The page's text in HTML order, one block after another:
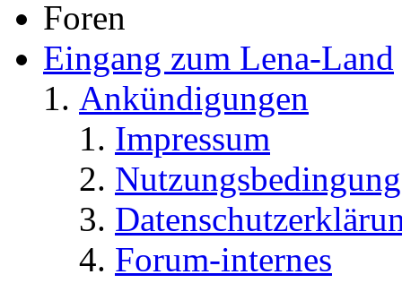
Foren
Eingang zum Lena-Land
Ankündigungen
Impressum
Forum-internes